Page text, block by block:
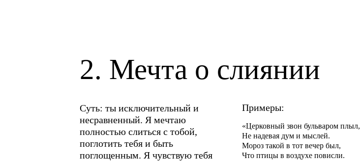
2. Мечта о слиянии
Суть: ты исключительный и
несравненный. Я мечтаю
полностью слиться с тобой,
поглотить тебя и быть
поглощенным. Я чувствую тебя
Примеры:
«Церковный звон бульваром плыл,
Не надевая дум и мыслей.
Мороз такой в тот вечер был,
Что птицы в воздухе повисли.